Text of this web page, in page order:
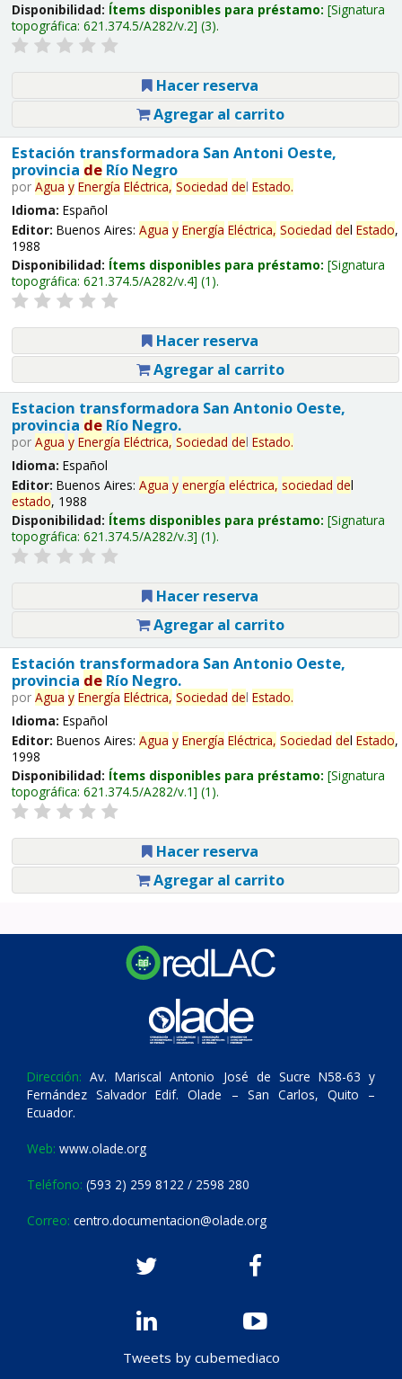
Disponibilidad: Ítems disponibles para préstamo: Signatura
topográfica: 621.374.5/A282/v.2 (3).
Hacer reserva
Agregar al carrito
Estación transformadora San Antoni Oeste,
provincia deRío Negro
por Agua y Energía Eléctrica, Sociedad del Estado.
Idioma: Español
Editor: Buenos Aires: Agua y Energía Eléctrica, Sociedad del Estado,
1988
Disponibilidad: Ítems disponibles para préstamo: Signatura
topográfica: 621.374.5/A282/v.4 (1).
Hacer reserva
Agregar al carrito
Estacion transformadora San Antonio Oeste,
provincia deRío Negro.
por Agua y Energía Eléctrica, Sociedad del Estado.
Idioma: Español
Editor: Buenos Aires: Agua y energía eléctrica, sociedad del
estado, 1988
Disponibilidad: Ítems disponibles para préstamo: Signatura
topográfica: 621.374.5/A282/v.3 (1).
Hacer reserva
Agregar al carrito
Estación transformadora San Antonio Oeste,
provincia deRío Negro.
por Agua y Energía Eléctrica, Sociedad del Estado.
Idioma: Español
Editor: Buenos Aires: Agua y Energía Eléctrica, Sociedad del Estado,
1998
Disponibilidad: Ítems disponibles para préstamo: Signatura
topográfica: 621.374.5/A282/v.1 (1).
Hacer reserva
Agregar al carrito
Dirección: Av. Mariscal Antonio José de Sucre N58-63 y
Fernández Salvador Edif. Olade – San Carlos, Quito –
Ecuador.
Web: www.olade.org
Teléfono: (593 2) 259 8122 / 2598 280
Correo: centro.documentacion@olade.org
Tweets by cubemediaco